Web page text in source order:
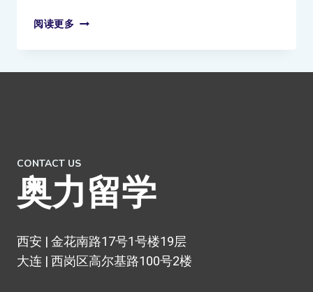
阅读更多
CONTACT US
奥力留学
西安 | 金花南路17号1号楼19层
大连 | 西岗区高尔基路100号2楼